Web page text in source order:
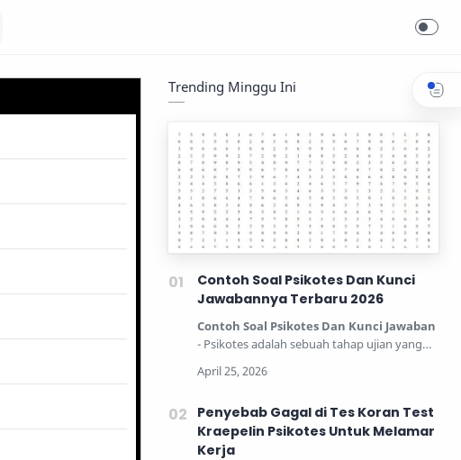
Trending Minggu Ini
Contoh Soal Psikotes Dan Kunci
Jawabannya Terbaru 2026
Contoh Soal Psikotes Dan Kunci Jawaban
- Psikotes adalah sebuah tahap ujian yang
Penyebab Gagal di Tes Koran Test
Kraepelin Psikotes Untuk Melamar
Kerja